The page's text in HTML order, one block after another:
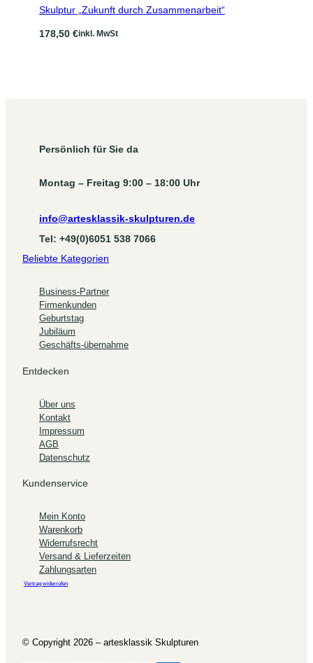
Skulptur „Zukunft durch Zusammenarbeit“
178,50 €inkl. MwSt
Persönlich für Sie da
Montag – Freitag 9:00 – 18:00 Uhr
info@artesklassik-skulpturen.de
Tel: +49(0)6051 538 7066
Beliebte Kategorien
Business-Partner
Firmenkunden
Geburtstag
Jubiläum
Geschäfts-übernahme
Entdecken
Über uns
Kontakt
Impressum
AGB
Datenschutz
Kundenservice
Mein Konto
Warenkorb
Widerrufsrecht
Versand & Lieferzeiten
Zahlungsarten
Vertrag widerrufen
© Copyright 2026 – artesklassik Skulpturen